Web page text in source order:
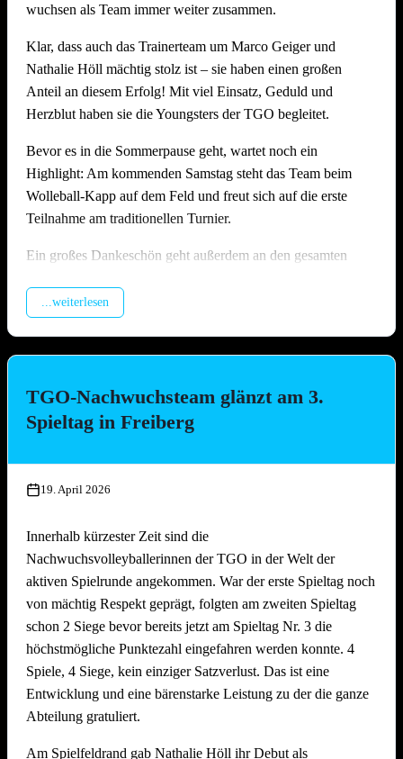
Wie schon in den Vorjahren zeigte die Offenauer
Möglichkeit die Felder zu bewässern, die Dusche direkt am
Feld und genügend schattige Plätze sorgten dafür, dass alle
trotz der Hitze gut durch den langen Tag kamen. Die
Bewirtung am Grillstand fand wieder großen Anklang und
wurde von vielen Seiten ausdrücklich gelobt. Ein besonderes
Dankeschön gilt hier unserem AbteilungsleiterMatthias
Höll, der die Bewirtung am Grill mit großem Einsatz
organisiert und durchgeführt hat – ohne ihn wäre das leibliche
und Spielfreude dabei waren. Und natürlich an alle
Helferinnen und Helfer, ohne die ein Turnier in dieser Form
schlicht nicht möglich wäre.
Die Platzierungen im Überblick:
2.
5.
Die drei Muscheltiere
Die Aperolis
7.
Strandkinder
8.
Die Gartenzwerge
9.
Auf die Mütze
10.
Knaller
11.
Die Heilige Dreifaltigkeit
wuchsen als Team immer weiter zusammen.
Klar, dass auch das Trainerteam um Marco Geiger und
Nathalie Höll mächtig stolz ist – sie haben einen großen
Anteil an diesem Erfolg! Mit viel Einsatz, Geduld und
Herzblut haben sie die Youngsters der TGO begleitet.
Bevor es in die Sommerpause geht, wartet noch ein
Highlight: Am kommenden Samstag steht das Team beim
Wolleball-Kapp auf dem Feld und freut sich auf die erste
Teilnahme am traditionellen Turnier.
Ein großes Dankeschön geht außerdem an den gesamten
Schröer, Aldi Fiolka und Jonathan Höll, die vor dem
Heimspieltag alle Hände voll zu tun hatten. Und natürlich
...weiterlesen
TGO-Nachwuchsteam glänzt am 3.
Spieltag in Freiberg
19. April 2026
Innerhalb kürzester Zeit sind die
Nachwuchsvolleyballerinnen der TGO in der Welt der
aktiven Spielrunde angekommen. War der erste Spieltag noch
von mächtig Respekt geprägt, folgten am zweiten Spieltag
schon 2 Siege bevor bereits jetzt am Spieltag Nr. 3 die
höchstmögliche Punktezahl eingefahren werden konnte. 4
Spiele, 4 Siege, kein einziger Satzverlust. Das ist eine
Entwicklung und eine bärenstarke Leistung zu der die ganze
Abteilung gratuliert.
Am Spielfeldrand gab Nathalie Höll ihr Debut als